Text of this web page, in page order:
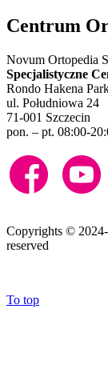
Centrum
Novum Ortopedia
Specjalistyczne
Rondo Hakena
ul. Południowa 24
71-001 Szczecin
pon. – pt. 08:00-
Copyrights ©
reserved
To top